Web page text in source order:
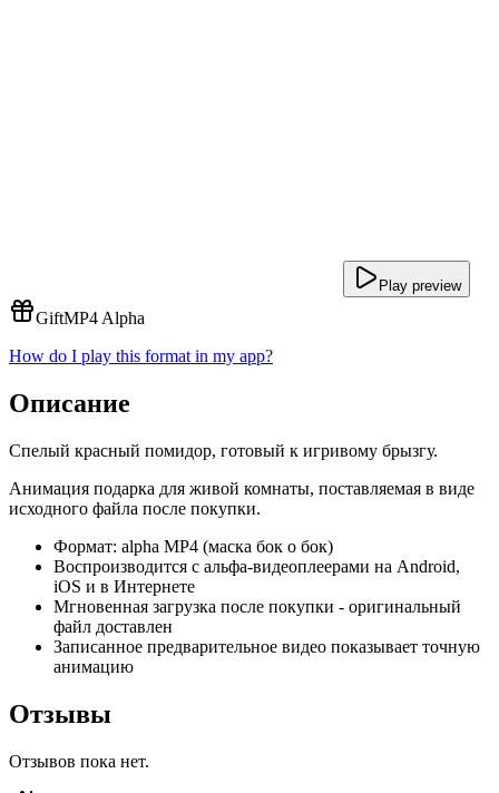
Play preview
GiftMP4 Alpha
How do I play this format in my app?
Описание
Спелый красный помидор, готовый к игривому брызгу.
Анимация подарка для живой комнаты, поставляемая в виде
исходного файла после покупки.
Формат: alpha MP4 (маска бок о бок)
Воспроизводится с альфа-видеоплеерами на Android,
iOS и в Интернете
Мгновенная загрузка после покупки - оригинальный
файл доставлен
Записанное предварительное видео показывает точную
анимацию
Отзывы
Отзывов пока нет.